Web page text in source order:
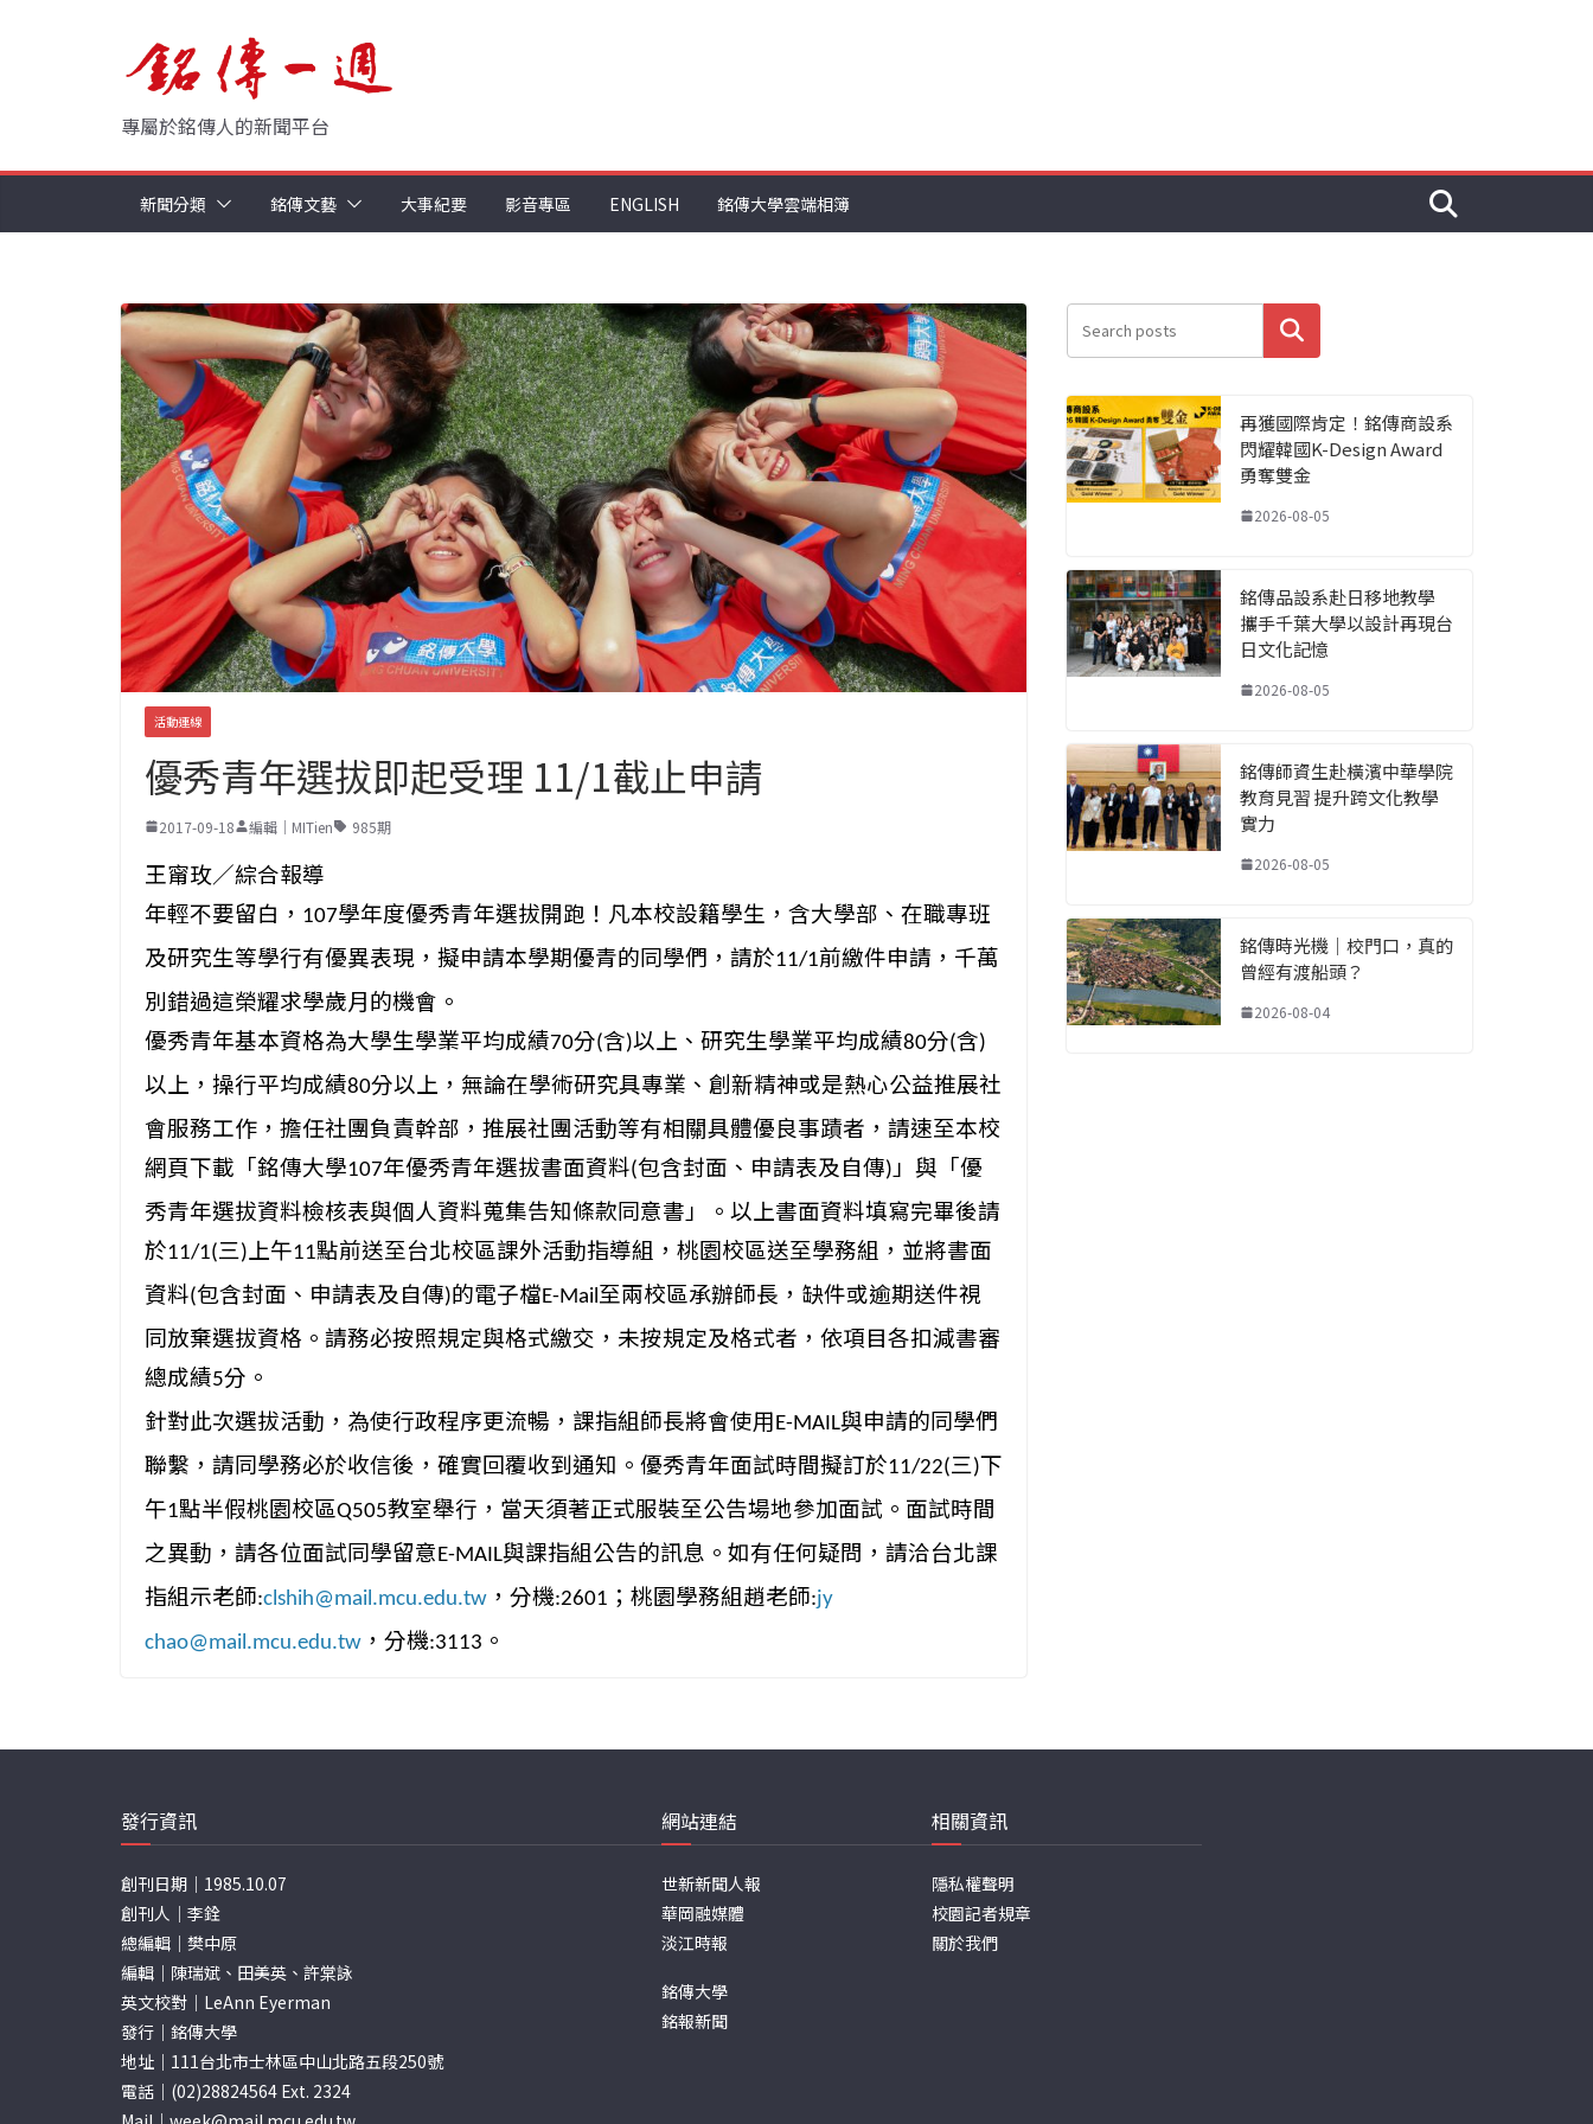
專屬於銘傳人的新聞平台
新聞分類 銘傳文藝 大事紀要 影音專區 ENGLISH 銘傳大學雲端相簿
活動連線
優秀青年選拔即起受理 11/1截止申請
2017-09-18 編輯｜MITien 985期
王甯玫／綜合報導
年輕不要留白， 107學年度優秀青年選拔開跑！凡本校設籍學生， 含大學部、在職專班
及研究生等學行有優異表現， 擬申請本學期優青的同學們，請於11/1前繳件申請， 千萬
別錯過這榮耀求學歲月的機會。
優秀青年基本資格為大學生學業平均成績70分(含)以上、 研究生學業平均成績80分(含)
以上，操行平均成績80分以上， 無論在學術研究具專業、創新精神或是熱心公益推展社
會服務工作， 擔任社團負責幹部，推展社團活動等有相關具體優良事蹟者， 請速至本校
網頁下載「銘傳大學107年優秀青年選拔書面資料(包含封面、申請表及自傳) 」與「優
秀青年選拔資料檢核表與個人資料蒐集告知條款同意書」。 以上書面資料填寫完畢後請
於11/1(三) 上午11點前送至台北校區課外活動指導組，桃園校區送至學務組，並將書面
資料(包含封面、申請表及自傳)的電子檔 E-Mail 至兩校區承辦師長， 缺件或逾期送件視
同放棄選拔資格。請務必按照規定與格式繳交， 未按規定及格式者，依項目各扣減書審
總成績5分。
針對此次選拔活動，為使行政程序更流暢，課指組師長將會使用 E-MAIL與申請的同學們
聯繫，請同學務必於收信後， 確實回覆收到通知。優秀青年面試時間擬訂於11/22(三)下
午1點半假桃園校區Q505教室舉行， 當天須著正式服裝至公告場地參加面試。面試時間
之異動， 請各位面試同學留意 E-MAIL與課指組公告的訊息。 如有任何疑問，請洽台北課
指組示老師:clshih@mail.mcu.edu.tw ，分機:2601 ；桃園學務組趙老師:jy
chao@mail.mcu.edu.tw ，分機:3113 。
搜尋
再獲國際肯定！銘傳商設系
閃耀韓國K-Design Award
勇奪雙金
2026-08-05
銘傳品設系赴日移地教學
攜手千葉大學以設計再現台
日文化記憶
2026-08-05
銘傳師資生赴橫濱中華學院
教育見習 提升跨文化教學
實力
2026-08-05
銘傳時光機｜校門口，真的
曾經有渡船頭？
2026-08-04
發行資訊
創刊日期｜1985.10.07
創刊人｜李銓
總編輯｜樊中原
編輯｜陳瑞斌、田美英、許棠詠
英文校對｜LeAnn Eyerman
發行｜銘傳大學
地址｜111台北市士林區中山北路五段250號
電話｜(02)28824564 Ext. 2324
網站連結
世新新聞人報
華岡融媒體
淡江時報
銘傳大學
銘報新聞
相關資訊
隱私權聲明
校園記者規章
關於我們